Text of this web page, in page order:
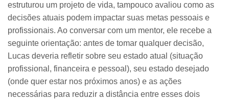
estruturou um projeto de vida, tampouco avaliou como as
decisões atuais podem impactar suas metas pessoais e
profissionais. Ao conversar com um mentor, ele recebe a
seguinte orientação: antes de tomar qualquer decisão,
Lucas deveria refletir sobre seu estado atual (situação
profissional, financeira e pessoal), seu estado desejado
(onde quer estar nos próximos anos) e as ações
necessárias para reduzir a distância entre esses dois